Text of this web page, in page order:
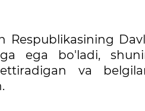
Respublikasining
ega bo'ladi,
va